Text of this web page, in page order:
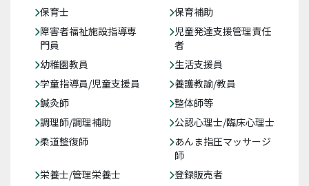
保育士
保育補助
障害者福祉施設指導専
門員
児童発達支援管理責任
者
幼稚園教員
生活支援員
学童指導員/児童支援員
養護教諭/教員
鍼灸師
整体師等
調理師/調理補助
公認心理士/臨床心理士
柔道整復師
あんま指圧マッサージ
師
栄養士/管理栄養士
登録販売者